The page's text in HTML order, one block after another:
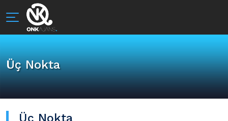
Üç Nokta
Üç Nokta